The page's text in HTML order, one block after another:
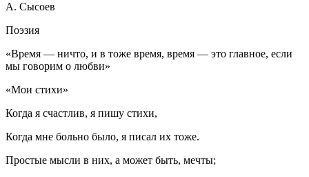
А. Сысоев
Поэзия
«Время — ничто, и в тоже время, время — это главное, если
мы говорим о любви»
«Мои стихи»
Когда я счастлив, я пишу стихи,
Когда мне больно было, я писал их тоже.
Простые мысли в них, а может быть, мечты;